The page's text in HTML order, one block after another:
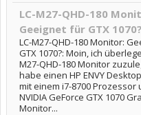
LC-M27-QHD-180
Geeignet für GTX 1070?
LC-M27-QHD-180 Monitor:
GTX 1070?: Moin, ich
M27-QHD-180 Monitor
habe einen HP ENVY
mit einem i7-8700 Prozessor
NVIDIA GeForce GTX 1070
Monitor...